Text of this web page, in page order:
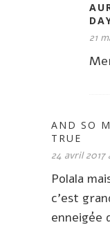
21
AND SO
TRUE
24 avril
Polala
c’est
enneigée